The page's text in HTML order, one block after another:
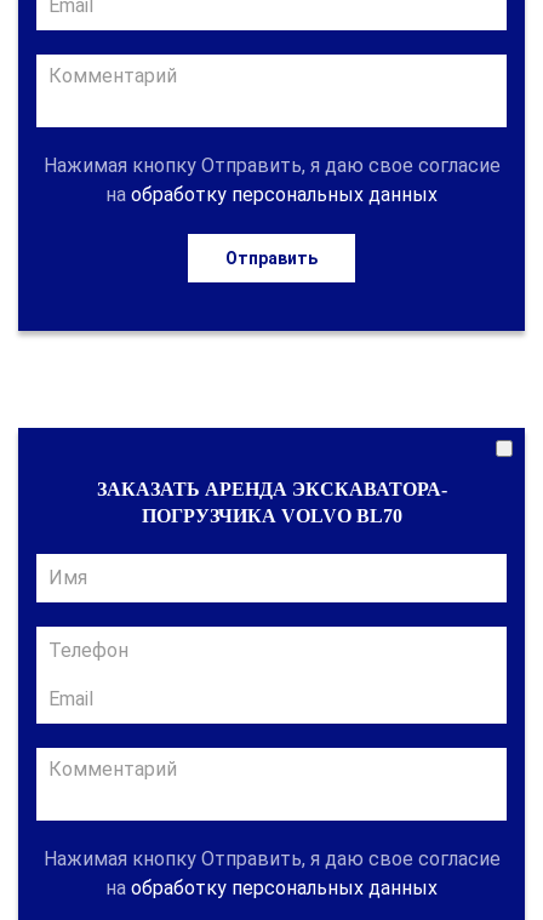
Нажимая кнопку Отправить, я даю свое согласие
на обработку персональных данных
Отправить
ЗАКАЗАТЬ АРЕНДА ЭКСКАВАТОРА-
ПОГРУЗЧИКА VOLVO BL70
Нажимая кнопку Отправить, я даю свое согласие
на обработку персональных данных